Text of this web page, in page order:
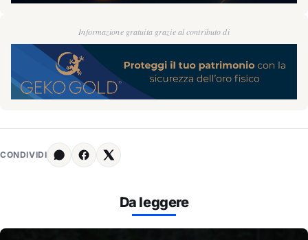
Informazione gratuita grazie al contributo di
CONDIVIDI
Da leggere